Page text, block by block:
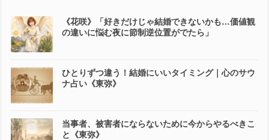
《花咲》「好きだけじゃ結婚できないかも…価値観
の違いに悩む夜に節制逆位置がでたら」
ひとりずつ違う！結婚にいいタイミング｜心のサウ
ナ占い《東弥》
当事者、被害者にならないために今からやるべきこ
と《東弥》